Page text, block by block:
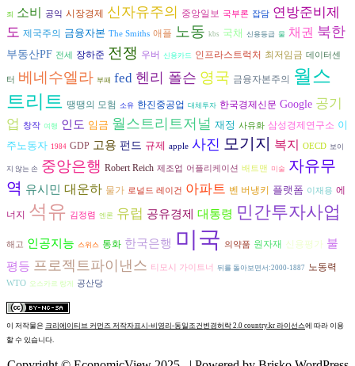
죄 소비 공익 시장경제 신자유주의 중앙일보 국부론 잡담 연방준비제
도 제국주의 금융자본 The Smiths 애플 노동 kbs 국채 신용등급 물 채권 북한
부동산PF 전세 장하준 전쟁 우버 신용카드 인프라스트럭처 최저임금 데이터센
터 베네수엘라 부패 fed 헨리 폴슨 영국 금융자본주의 월스
트리트 땡땡의 모험 소유 한진중공업 대체투자 한국경제신문 Google 공기
업
창작 여행 인도 임금 월스트리트저널 재정 사유화 삼성경제연구소 이
주노동자 1984 GDP 고용 펀드 규제 apple 사진 모기지 복지 OECD 보이
지 않는 손 중앙은행 Robert Reich 제조업 어플리케이션 배트맨 미술 자유무
역 유시민 대운하 물가 로널드 레이건 아파트 벤 버냉키 플랫폼 이재용 에
너지 석유 김정렴 엔론 유럽 공유경제 대통령 민간투자사업
해고 인공지능 스위스 통화 한국은행 미국 의약품 원자재 신용평가
불
평등 프로젝트파이낸스 티모시 가이트너 뒤를 돌아보면서:2000-1887 노동력
WTO 오스카르 랑게 공산당
이 저작물은 크리에이티브 커먼즈 저작자표시-비영리-동일조건변경허락 2.0 country.kr 라이선스에 따라 이용
할 수 있습니다.